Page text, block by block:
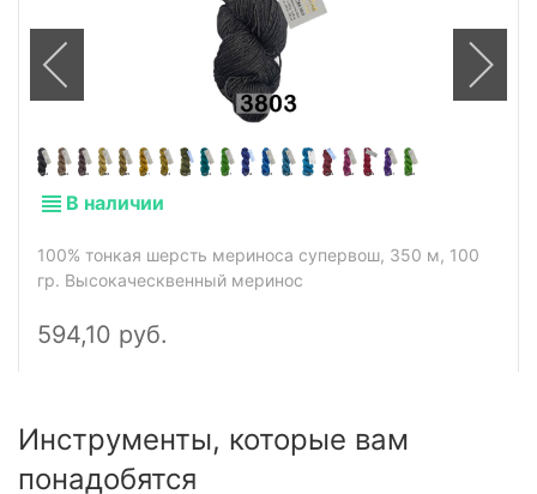
100% тонкая шерсть мериноса супервош, 350 м, 100
Инструменты, которые вам